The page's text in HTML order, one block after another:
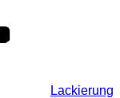
Lackierung